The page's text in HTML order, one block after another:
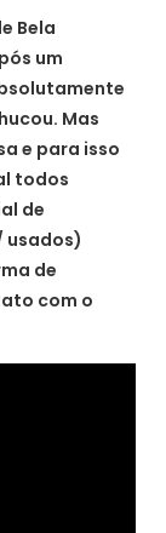
Bela
um
Mas
e para isso
todos
de
usados)
de
com o